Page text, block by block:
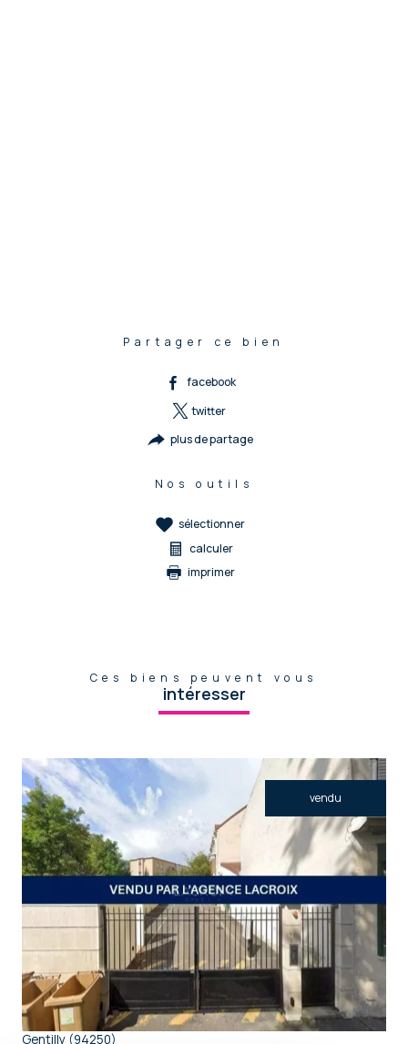
Partager ce bien
facebook
twitter
plus de partage
Nos outils
sélectionner
calculer
imprimer
Ces biens peuvent vous
intéresser
vendu
voir le bien
Gentilly (94250)